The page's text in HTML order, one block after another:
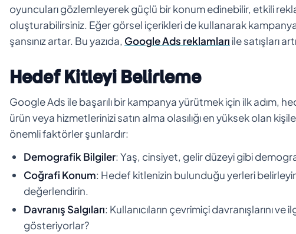
oyuncuları gözlemleyerek güçlü bir konum edinebilir, etkili
oluşturabilirsiniz. Eğer görsel içerikleri de kullanarak
şansınız artar. Bu yazıda, Google Ads reklamlarıile satışları
Hedef Kitleyi Belirleme
Google Ads ile başarılı bir kampanya yürütmek için ilk adım,
ürün veya hizmetlerinizi satın alma olasılığı en yüksek olan
önemli faktörler şunlardır:
Demografik Bilgiler: Yaş, cinsiyet, gelir düzeyi gibi
Coğrafi Konum: Hedef kitlenizin bulunduğu yerleri
değerlendirin.
Davranış Salgıları: Kullanıcıların çevrimiçi davranışlarını
gösteriyorlar?